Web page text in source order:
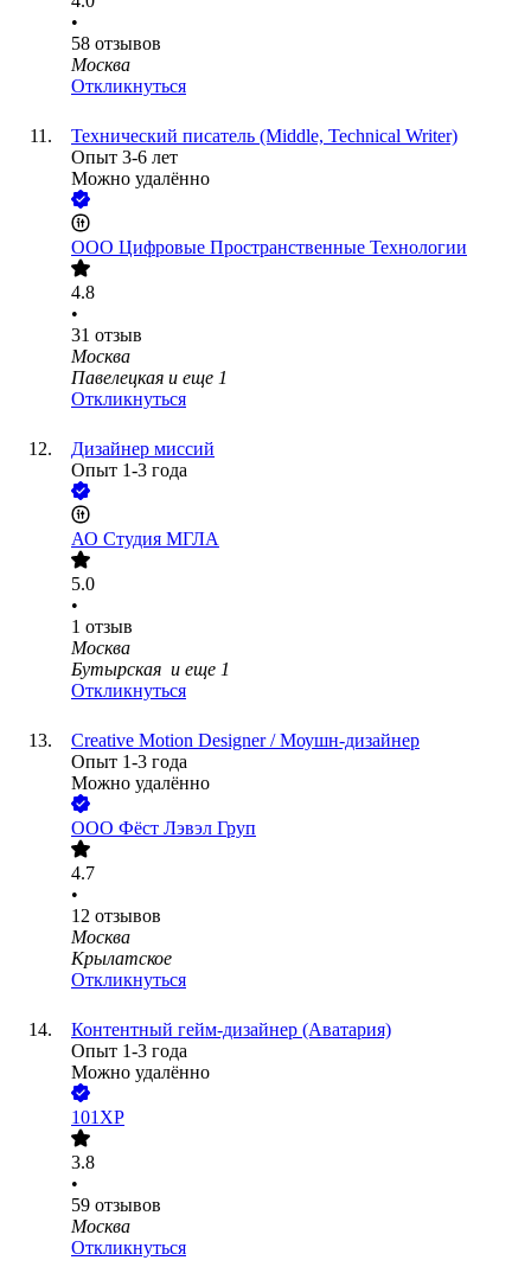
•
58 отзывов
Москва
Откликнуться
Технический писатель (Middle, Technical Writer)
Опыт 3-6 лет
Можно удалённо
ООО Цифровые Пространственные Технологии
4.8
•
31 отзыв
Москва
Павелецкая и еще 1
Откликнуться
Дизайнер миссий
Опыт 1-3 года
АО Студия МГЛА
5.0
•
1 отзыв
Москва
Бутырская и еще 1
Откликнуться
Creative Motion Designer / Моушн-дизайнер
Опыт 1-3 года
Можно удалённо
ООО Фёст Лэвэл Груп
4.7
•
12 отзывов
Москва
Крылатское
Откликнуться
Контентный гейм-дизайнер (Аватария)
Опыт 1-3 года
Можно удалённо
101XP
3.8
•
59 отзывов
Москва
Откликнуться